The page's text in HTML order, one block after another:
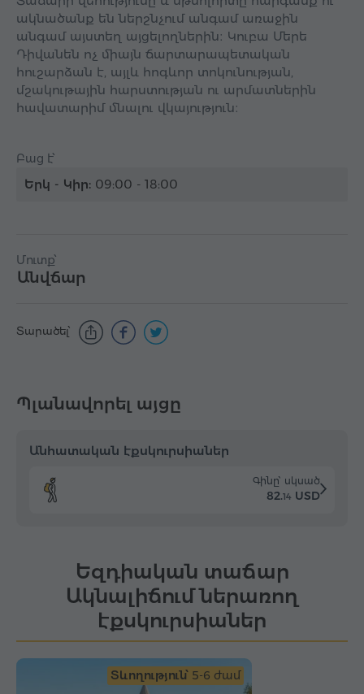
ակնածանք են ներշնչում անգամ առաջին
անգամ այստեղ այցելողներին։ Կուբա Մերե
Դիվանեն ոչ միայն ճարտարապետական
հուշարձան է, այլև հոգևոր տոկունության,
մշակութային հարստության ու արմատներին
հավատարիմ մնալու վկայություն։
Բաց է՝
Երկ - Կիր: 09:00 - 18:00
Մուտք՝
Անվճար
Տարածել՝
Պլանավորել այցը
Անհատական էքսկուրսիաներ
Գինը՝ սկսած
82.14 USD
Եզդիական տաճար
Ակնալիճում ներառող
էքսկուրսիաներ
Տևողություն՝ 5-6 ժամ